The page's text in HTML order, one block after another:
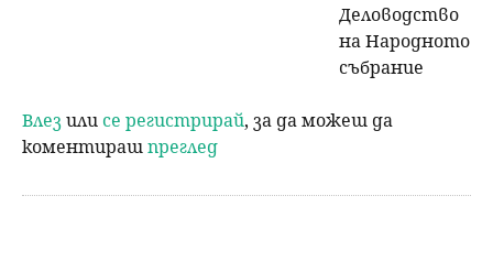
Деловодство
на Народното
събрание
Влезили се регистрирай, за да можеш да
коментирашпреглед